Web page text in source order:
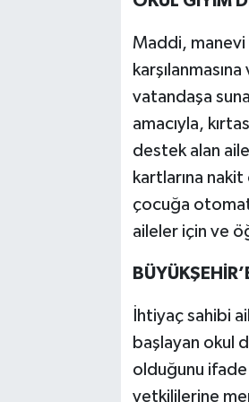
Maddi, manevi
vatandaşa
amacıyla,
destek alan
kartlarına
çocuğa
aileler için ve
İhtiyaç sahibi
başlayan okul
olduğunu ifade
yetkililerine